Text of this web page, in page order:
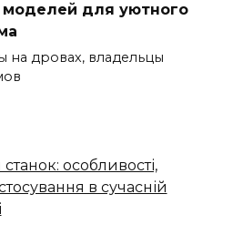
для уютного
на дровах, владельцы